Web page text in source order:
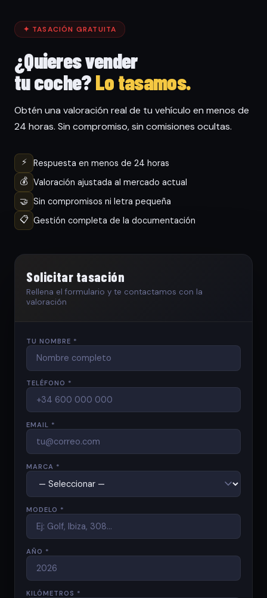
✦ TASACIÓN GRATUITA
¿Quieres vender
tu coche?Lo tasamos.
Obtén una valoración real de tu vehículo en menos de
24 horas. Sin compromiso, sin comisiones ocultas.
⚡
Respuesta en menos de 24 horas
💰 Valoración ajustada al mercado actual
🤝 Sin compromisos ni letra pequeña
📋 Gestión completa de la documentación
Solicitar tasación
Rellena el formulario y te contactamos con la
valoración
TU NOMBRE *
TELÉFONO *
EMAIL *
MARCA *
MODELO *
AÑO *
KILÓMETROS *